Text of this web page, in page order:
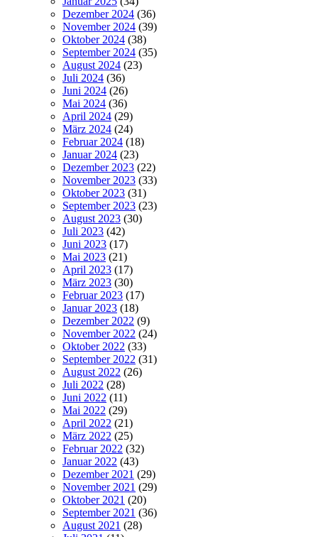
Dezember 2024 (36)
November 2024 (39)
Oktober 2024 (38)
September 2024 (35)
August 2024 (23)
Juli 2024 (36)
Juni 2024 (26)
Mai 2024 (36)
April 2024 (29)
März 2024 (24)
Februar 2024 (18)
Januar 2024 (23)
Dezember 2023 (22)
November 2023 (33)
Oktober 2023 (31)
September 2023 (23)
August 2023 (30)
Juli 2023 (42)
Juni 2023 (17)
Mai 2023 (21)
April 2023 (17)
März 2023 (30)
Februar 2023 (17)
Januar 2023 (18)
Dezember 2022 (9)
November 2022 (24)
Oktober 2022 (33)
September 2022 (31)
August 2022 (26)
Juli 2022 (28)
Juni 2022 (11)
Mai 2022 (29)
April 2022 (21)
März 2022 (25)
Februar 2022 (32)
Januar 2022 (43)
Dezember 2021 (29)
November 2021 (29)
Oktober 2021 (20)
September 2021 (36)
August 2021 (28)